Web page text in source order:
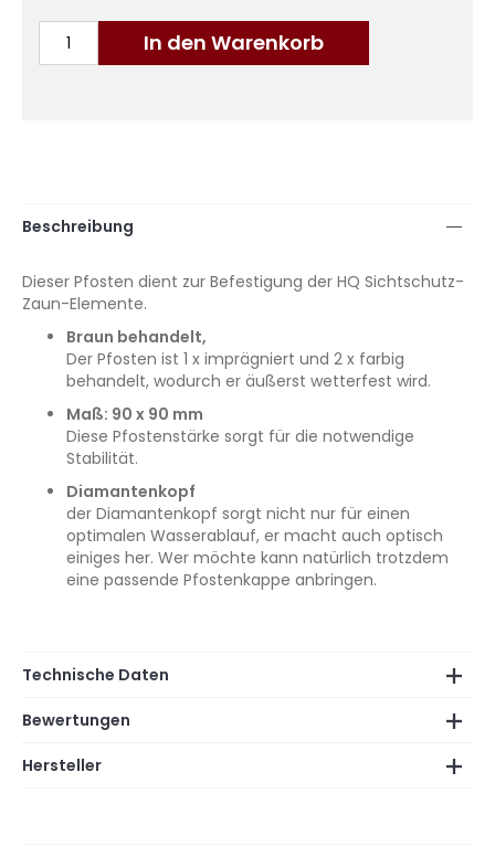
In den Warenkorb
Beschreibung
Dieser Pfosten dient zur Befestigung der HQ Sichtschutz-
Zaun-Elemente.
Braun behandelt,
Der Pfosten ist 1 x imprägniert und 2 x farbig
behandelt, wodurch er äußerst wetterfest wird.
Maß: 90 x 90 mm
Diese Pfostenstärke sorgt für die notwendige
Stabilität.
Diamantenkopf
der Diamantenkopf sorgt nicht nur für einen
optimalen Wasserablauf, er macht auch optisch
einiges her. Wer möchte kann natürlich trotzdem
eine passende Pfostenkappe anbringen.
Technische Daten
Bewertungen
Hersteller